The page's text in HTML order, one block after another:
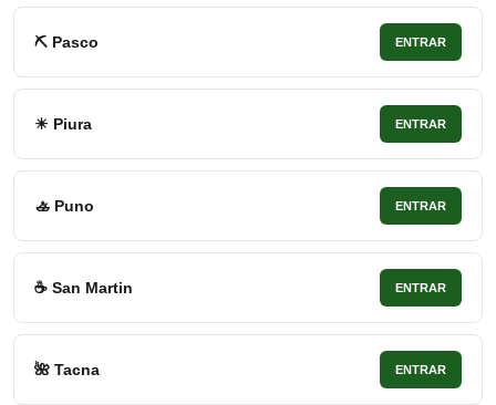
⛏ Pasco ENTRAR
☀ Piura ENTRAR
🚣 Puno ENTRAR
☕ San Martin ENTRAR
🌺 Tacna ENTRAR